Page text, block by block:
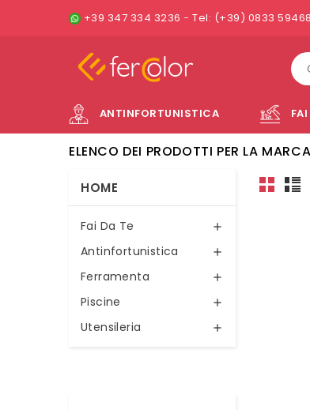
+39 347 334 3236 - Tel: (+39) 0833
ANTINFORTUNISTICA
ELENCO DEI PRODOTTI PER LA
HOME
Fai Da Te 
Antinfortunistica 
Ferramenta 
Piscine 
Utensileria 